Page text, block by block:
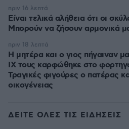
Είναι τελικά αλήθεια ότι οι
Μπορούν να ζήσουν αρμονικά
πριν 16 λεπτά
Η μητέρα και ο γιος πήγαιναν
ΙΧ τους καρφώθηκε στο
Τραγικές φιγούρες ο πατέρας
οικογένειας
πριν 18 λεπτά
ΔΕΙΤΕ ΟΛΕΣ ΤΙΣ ΕΙΔΗΣΕΙΣ